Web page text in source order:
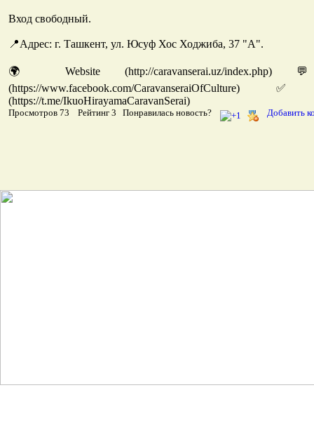
Вход свободный.
📍Адрес: г. Ташкент, ул. Юсуф Хос Ходжиба, 37 "А".
🌍 Website (http://caravanserai.uz/index.php)
(https://www.facebook.com/
(https://t.me/IkuoHirayamaCaravanSerai)
Просмотров 73 Рейтинг 3 Понравилась новость? Добавить